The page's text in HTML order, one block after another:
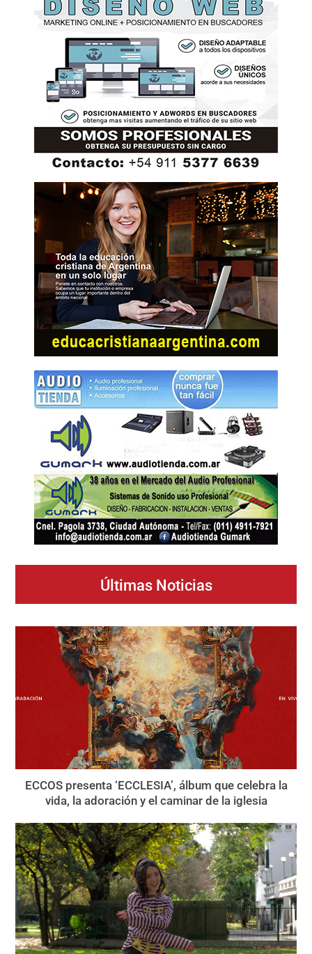
Últimas Noticias
ECCOS presenta ‘ECCLESIA’, álbum que celebra la
vida, la adoración y el caminar de la iglesia